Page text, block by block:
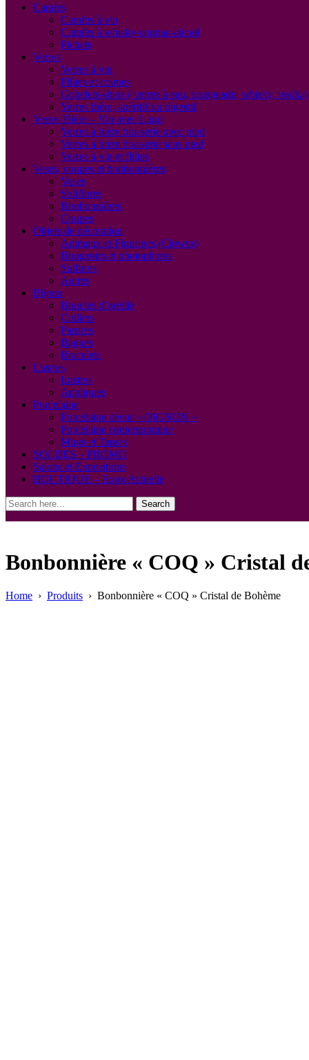
Carafes
Carafes à vin
Carafes à whisky-cognac-alcool
Pichets
Verres
Verres à vin
Flûtes et coupes
Gobelets-shots ( verres à eau, orangeade, whisky, vodka)
Verres bière, apéritif ou digestif
Verres Bière – Vin avec Logo
Verres à bière brasserie avec pied
Verres à bière brasserie sans pied
Verres à vin et flûtes
Vases, coupes et bonbonnières
Vases
Soliflores
Bonbonnières
Coupes
Objets de décoration
Animaux et Figurines (Clowns)
Bougeoirs et photophores
Sulfures
Autres
Bijoux
Boucles d’oreille
Colliers
Parures
Bagues
Bracelets
Lustres
Lustres
Appliques
Porcelaine
Porcelaine décor « OIGNON »
Porcelaine contemporaine
Mugs et Tasses
SOLDES – PROMO
Salons et Expositions
BOUTIQUE – Expo Actuelle
Search
Bonbonnière « COQ » Cristal
Home › Produits › Bonbonnière « COQ » Cristal de Bohème